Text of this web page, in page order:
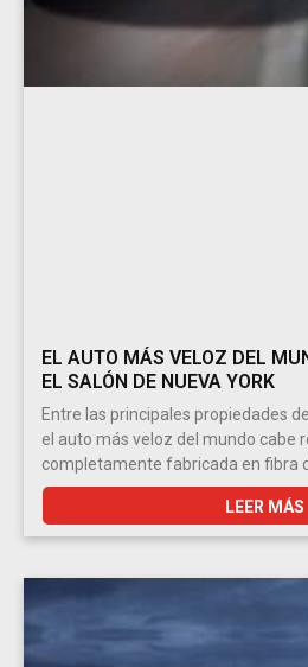
EL AUTO MÁS VELOZ DEL
EL SALÓN DE NUEVA YORK
Entre las principales propiedades
el auto más veloz del mundo cabe
completamente fabricada en fibra
LEER MÁS